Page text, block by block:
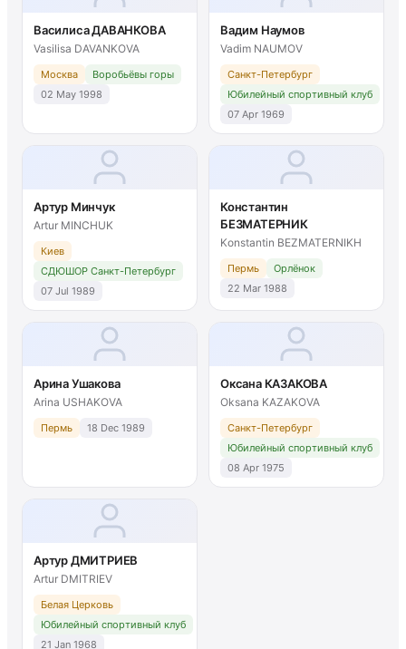
Василиса ДАВАНКОВА
Vasilisa DAVANKOVA
Москва
Воробьёвы горы
02 May 1998
Вадим Наумов
Vadim NAUMOV
Санкт-Петербург
Юбилейный спортивный клуб
07 Apr 1969
Артур Минчук
Artur MINCHUK
Киев
СДЮШОР Санкт-Петербург
07 Jul 1989
Константин
БЕЗМАТЕРНИК
Konstantin BEZMATERNIKH
Пермь
Орлёнок
22 Mar 1988
Арина Ушакова
Arina USHAKOVA
Пермь 18 Dec 1989
Оксана КАЗАКОВА
Oksana KAZAKOVA
Санкт-Петербург
Юбилейный спортивный клуб
08 Apr 1975
Артур ДМИТРИЕВ
Artur DMITRIEV
Белая Церковь
Юбилейный спортивный клуб
21 Jan 1968